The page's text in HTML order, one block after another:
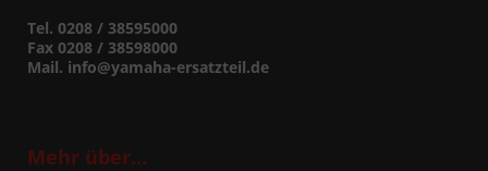
Tel. 0208 / 38595000
Fax 0208 / 38598000
Mail. info@yamaha-ersatzteil.de
Mehr über...